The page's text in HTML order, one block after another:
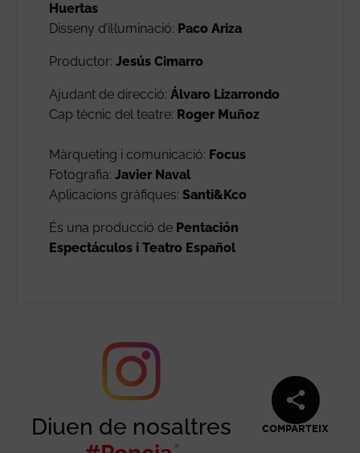
Huertas
Disseny d’il·luminació: Paco Ariza
Productor: Jesús Cimarro
Ajudant de direcció: Álvaro Lizarrondo
Cap tècnic del teatre: Roger Muñoz
Màrqueting i comunicació: Focus
Fotografia: Javier Naval
Aplicacions gràfiques: Santi&Kco
És una producció de Pentación
Espectáculos i Teatro Español
Diuen de nosaltres
COMPARTEIX